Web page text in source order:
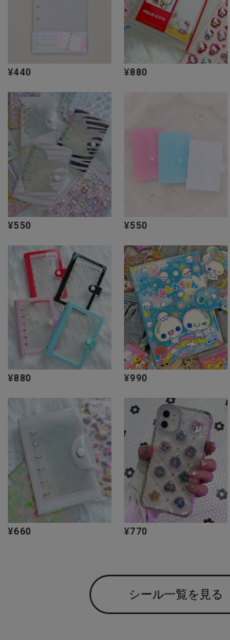
¥440 ¥880
¥550 ¥550
¥880 ¥990
¥660 ¥770
シール一覧を見る